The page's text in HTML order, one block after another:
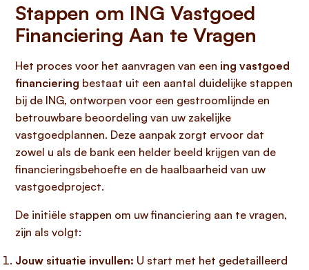
Stappen om ING Vastgoed
Financiering Aan te Vragen
Het proces voor het aanvragen van een ing vastgoed
financiering bestaat uit een aantal duidelijke stappen
bij de ING, ontworpen voor een gestroomlijnde en
betrouwbare beoordeling van uw zakelijke
vastgoedplannen. Deze aanpak zorgt ervoor dat
zowel u als de bank een helder beeld krijgen van de
financieringsbehoefte en de haalbaarheid van uw
vastgoedproject.
De initiële stappen om uw financiering aan te vragen,
zijn als volgt:
Jouw situatie invullen: U start met het gedetailleerd